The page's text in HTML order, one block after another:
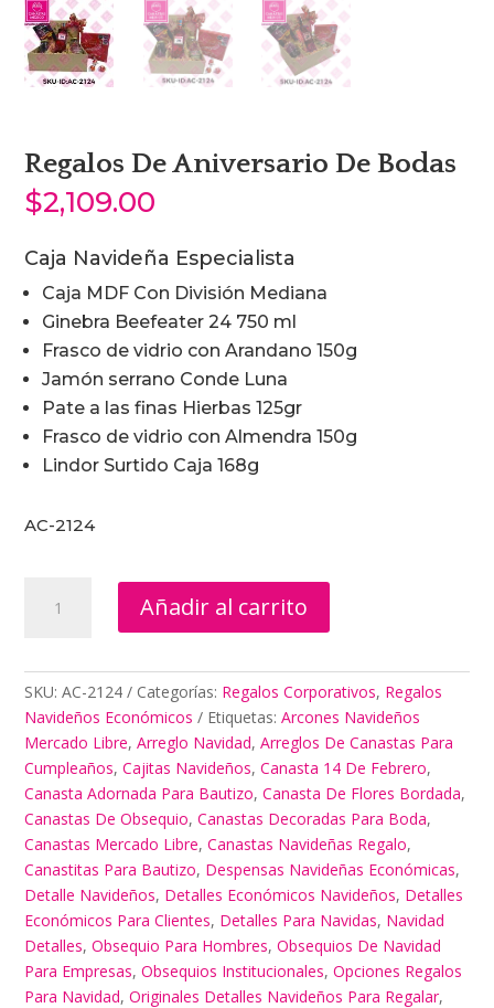
Regalos De Aniversario De Bodas
$2,109.00
Caja Navideña Especialista
Caja MDF Con División Mediana
Ginebra Beefeater 24 750 ml
Frasco de vidrio con Arandano 150g
Jamón serrano Conde Luna
Pate a las finas Hierbas 125gr
Frasco de vidrio con Almendra 150g
Lindor Surtido Caja 168g
AC-2124
Bodas
cantidad
Añadir al carrito
SKU:AC-2124 Categorías: Regalos Corporativos, Regalos
Navideños Económicos
Etiquetas:Arcones Navideños
Mercado Libre,Arreglo Navidad,Arreglos De Canastas Para
Cumpleaños,Cajitas Navideños,Canasta 14 De Febrero,
Canasta Adornada Para Bautizo,Canasta De Flores Bordada,
Canastas De Obsequio,Canastas Decoradas Para Boda,
Canastas Mercado Libre,Canastas Navideñas Regalo,
Canastitas Para Bautizo, Despensas Navideñas Económicas,
Detalle Navideños, Detalles Económicos Navideños, Detalles
Económicos Para Clientes, Detalles Para Navidas, Navidad
Detalles,Obsequio Para Hombres,Obsequios De Navidad
Para Empresas,Obsequios Institucionales,Opciones Regalos
Para Navidad,Originales Detalles Navideños Para Regalar,